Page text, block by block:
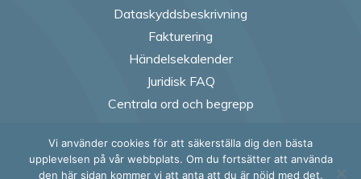
Dataskyddsbeskrivning
Fakturering
Händelsekalender
Juridisk FAQ
Centrala ord och begrepp
Follow us on
Follow us on
Follow
Vi använder cookies för att säkerställa dig den bästa
upplevelsen på vår webbplats. Om du fortsätter att använda
den här sidan kommer vi att anta att du är nöjd med det.